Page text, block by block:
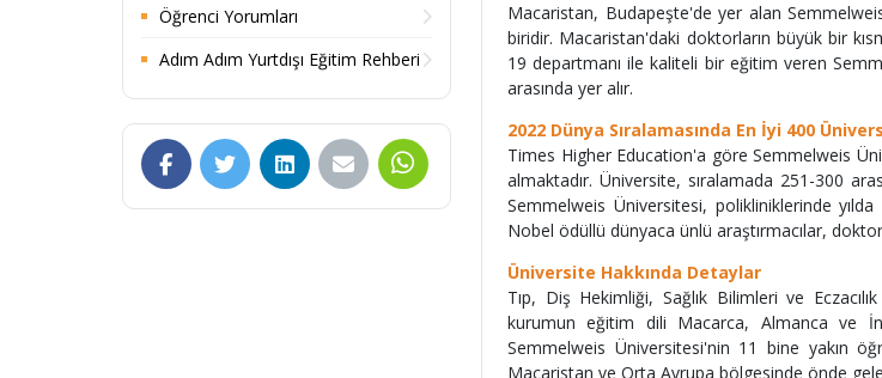
Öğrenci Yorumları
Adım Adım Yurtdışı Eğitim Rehberi
Macaristan, Budapeşte'de yer alan
biridir. Macaristan'daki doktorların büyük bir
19 departmanı ile kaliteli bir eğitim veren
arasında yer alır.
2022 Dünya Sıralamasında En İyi 400
Times Higher Education'a göre Semmelweis
almaktadır. Üniversite, sıralamada 251-300
Semmelweis Üniversitesi, polikliniklerinde
Nobel ödüllü dünyaca ünlü araştırmacılar,
Üniversite Hakkında Detaylar
Tıp, Diş Hekimliği, Sağlık Bilimleri ve
kurumun eğitim dili Macarca, Almanca ve
Semmelweis Üniversitesi'nin 11 bine yakın
Macaristan ve Orta Avrupa bölgesinde önde